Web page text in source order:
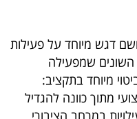
דגש מיוחד על פעילות
השונים שמפעילה
מיוחד בתקציב:
מתוך כוונה להגדיל
במרחב הציבורי